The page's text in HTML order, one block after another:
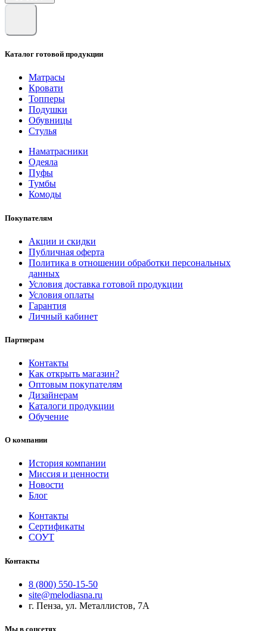
Каталог готовой продукции
Матрасы
Кровати
Топперы
Подушки
Обувницы
Стулья
Наматрасники
Одеяла
Пуфы
Тумбы
Комоды
Покупателям
Акции и скидки
Публичная оферта
Политика в отношении обработки персональных
данных
Условия доставка готовой продукции
Условия оплаты
Гарантия
Личный кабинет
Партнерам
Контакты
Как открыть магазин?
Оптовым покупателям
Дизайнерам
Каталоги продукции
Обучение
О компании
История компании
Миссия и ценности
Новости
Блог
Контакты
Сертификаты
СОУТ
Контакты
8 (800) 550-15-50
site@melodiasna.ru
г. Пенза, ул. Металлистов, 7А
Мы в соцсетях